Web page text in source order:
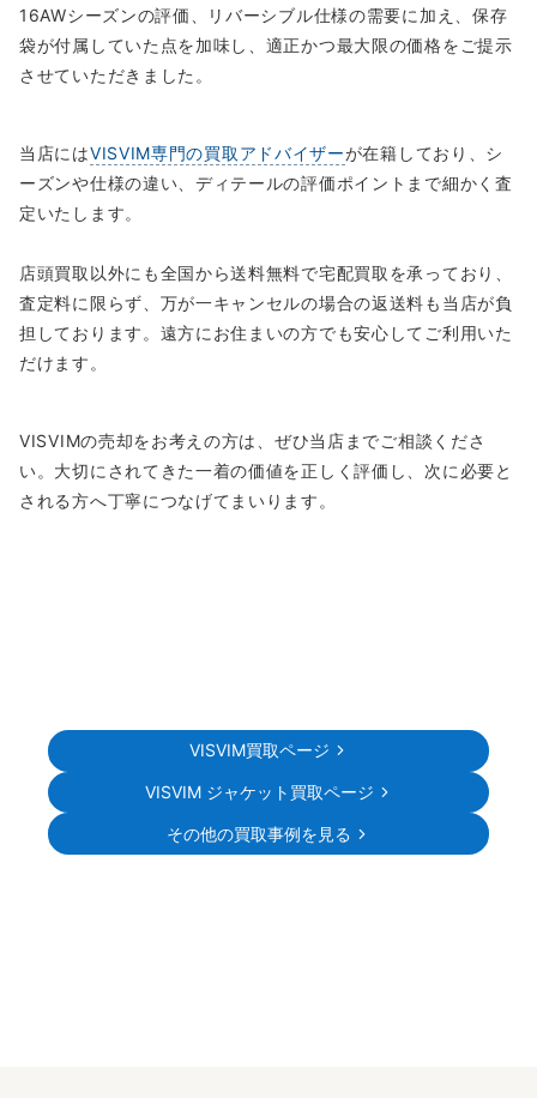
16AWシーズンの評価、リバーシブル仕様の需要に加え、保存
袋が付属していた点を加味し、適正かつ最大限の価格をご提示
させていただきました。
当店にはVISVIM専門の買取アドバイザーが在籍しており、シ
ーズンや仕様の違い、ディテールの評価ポイントまで細かく査
定いたします。
店頭買取以外にも全国から送料無料で宅配買取を承っており、
査定料に限らず、万が一キャンセルの場合の返送料も当店が負
担しております。遠方にお住まいの方でも安心してご利用いた
だけます。
VISVIMの売却をお考えの方は、ぜひ当店までご相談くださ
い。大切にされてきた一着の価値を正しく評価し、次に必要と
される方へ丁寧につなげてまいります。
VISVIM買取ページ
VISVIM ジャケット買取ページ
その他の買取事例を見る